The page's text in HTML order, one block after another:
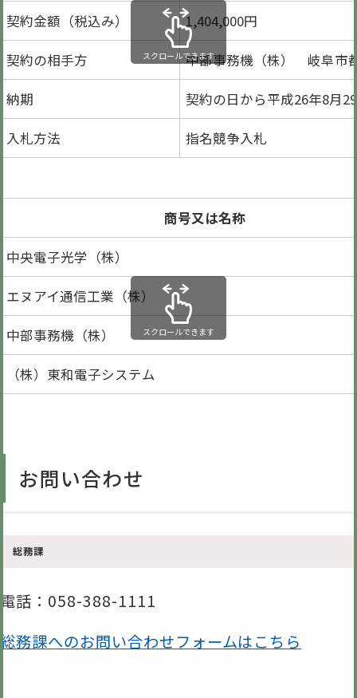
契約金額（税込み） 1,404,000円
契約の相手方 中部事務機（株） 岐阜市
納期 契約の日から平成26年8月
入札方法 指名競争入札
スクロールできます
商号又は名称
中央電子光学（株）
エヌアイ通信工業（株）
中部事務機（株）
（株）東和電子システム
スクロールできます
お問い合わせ
総務課
電話 ：058-388-1111
総務課へのお問い合わせフォームはこちら